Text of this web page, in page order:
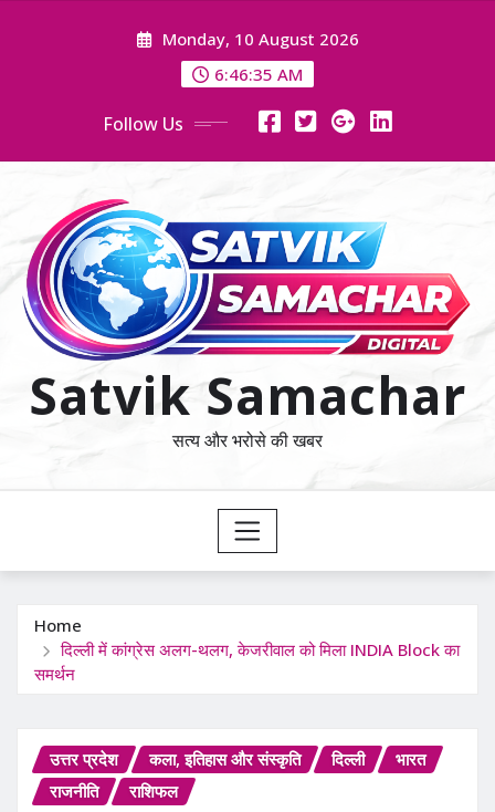
Monday, 10 August 2026
6:46:37 AM
Follow Us
Satvik Samachar
सत्य और भरोसे की खबर
Home
दिल्ली में कांग्रेस अलग-थलग, केजरीवाल को मिला INDIA Block का
समर्थन
उत्तर प्रदेश कला, इतिहास और संस्कृति दिल्ली
भारत
राजनीति
राशिफल